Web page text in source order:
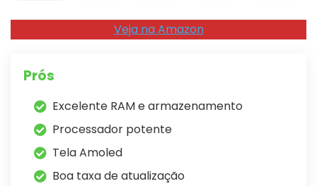
Veja na Amazon
Prós
Excelente RAM e armazenamento
Processador potente
Tela Amoled
Boa taxa de atualização